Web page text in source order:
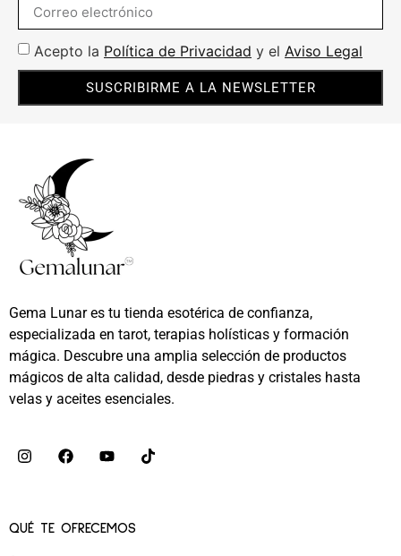
Acepto la Política de Privacidad y el Aviso Legal
SUSCRIBIRME A LA NEWSLETTER
Gema Lunar es tu tienda esotérica de confianza,
especializada en tarot, terapias holísticas y formación
mágica. Descubre una amplia selección de productos
mágicos de alta calidad, desde piedras y cristales hasta
velas y aceites esenciales.
QUÉ TE OFRECEMOS